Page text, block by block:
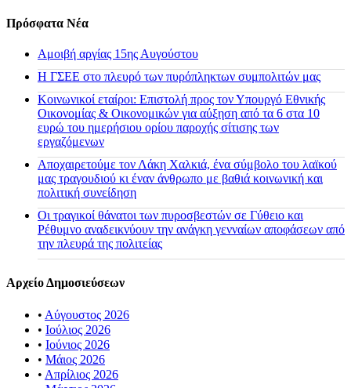
Πρόσφατα Νέα
Αμοιβή αργίας 15ης Αυγούστου
H ΓΣΕΕ στο πλευρό των πυρόπληκτων συμπολιτών μας
Κοινωνικοί εταίροι: Επιστολή προς τον Υπουργό Εθνικής
Οικονομίας & Οικονομικών για αύξηση από τα 6 στα 10
ευρώ του ημερήσιου ορίου παροχής σίτισης των
εργαζόμενων
Αποχαιρετούμε τον Λάκη Χαλκιά, ένα σύμβολο του λαϊκού
μας τραγουδιού κι έναν άνθρωπο με βαθιά κοινωνική και
πολιτική συνείδηση
Οι τραγικοί θάνατοι των πυροσβεστών σε Γύθειο και
Ρέθυμνο αναδεικνύουν την ανάγκη γενναίων αποφάσεων από
την πλευρά της πολιτείας
Αρχείο Δημοσιεύσεων
• Αύγουστος 2026
• Ιούλιος 2026
• Ιούνιος 2026
• Μάιος 2026
• Απρίλιος 2026